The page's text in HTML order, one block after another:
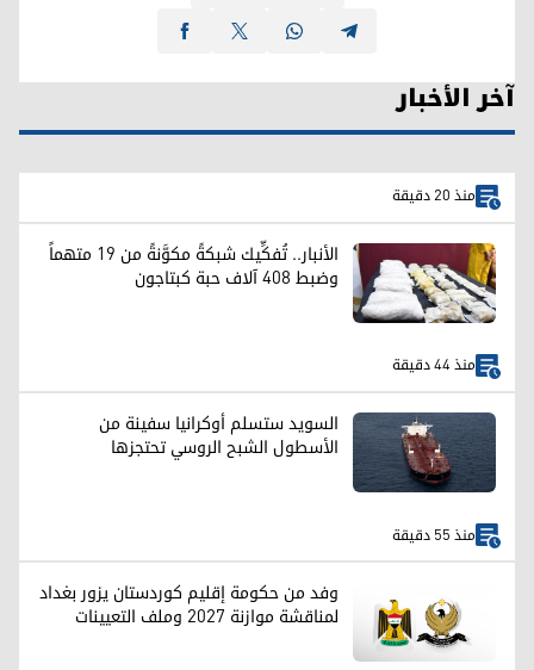
آخر الأخبار
منذ 20 دقيقة
الأنبار.. تُفكِّيك شبكةً مكوَّنةً من 19 متهماً
وضبط 408 آلاف حبة كبتاجون
منذ 44 دقيقة
السويد ستسلم أوكرانيا سفينة من
الأسطول الشبح الروسي تحتجزها
منذ 55 دقيقة
وفد من حكومة إقليم كوردستان يزور بغداد
لمناقشة موازنة 2027 وملف التعيينات